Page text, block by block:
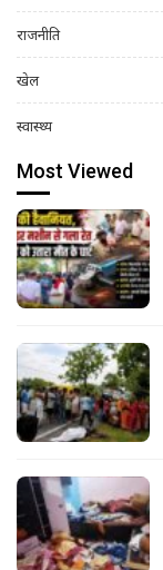
राजनीति
खेल
स्वास्थ्य
Most Viewed